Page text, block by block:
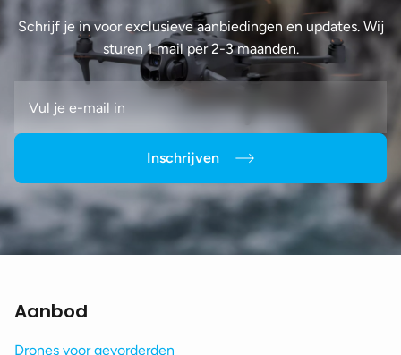
Schrijf je in voor exclusieve aanbiedingen en updates. Wij
sturen 1 mail per 2-3 maanden.
Inschrijven
Aanbod
Drones voor gevorderden